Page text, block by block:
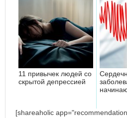
11 привычек людей со
скрытой депрессией
[shareaholic